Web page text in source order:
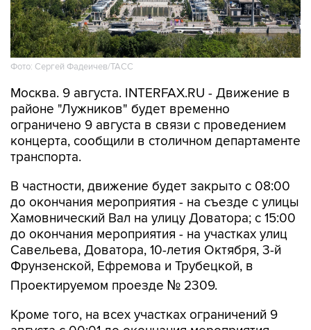
Фото: Сергей Фадеичев/ТАСС
Москва. 9 августа. INTERFAX.RU - Движение в
ограничено 9 августа в связи с проведением
концерта, сообщили в столичном департаменте
транспорта.
В частности, движение будет закрыто с 08:00
Хамовнический Вал на улицу Доватора; с 15:00
до окончания мероприятия - на участках улиц
Савельева, Доватора, 10-летия Октября, 3-й
Фрунзенской, Ефремова и Трубецкой, в
Проектируемом проезде № 2309.
Кроме того, на всех участках ограничений 9
будет запрещена парковка.